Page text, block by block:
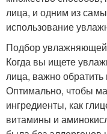
лица, и одним из
использование
Подбор увлажняющей
Когда вы ищете
лица, важно обратить
Оптимально, чтобы
ингредиенты, как
витамины и